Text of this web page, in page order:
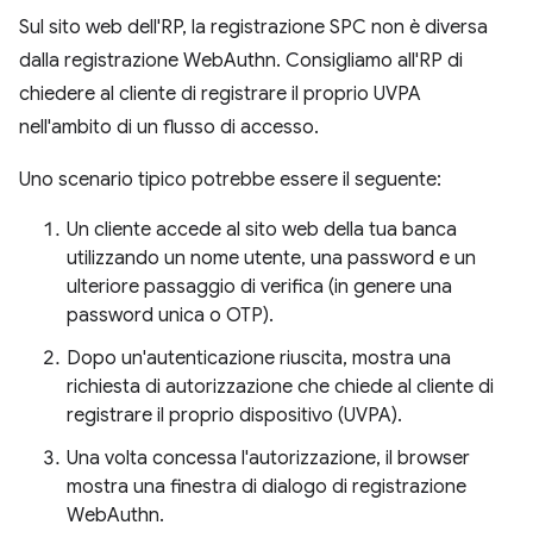
Sul sito web dell'RP, la registrazione SPC non è diversa
dalla registrazione WebAuthn. Consigliamo all'RP di
chiedere al cliente di registrare il proprio UVPA
nell'ambito di un flusso di accesso.
Uno scenario tipico potrebbe essere il seguente:
Un cliente accede al sito web della tua banca
utilizzando un nome utente, una password e un
ulteriore passaggio di verifica (in genere una
password unica o OTP).
Dopo un'autenticazione riuscita, mostra una
richiesta di autorizzazione che chiede al cliente di
registrare il proprio dispositivo (UVPA).
Una volta concessa l'autorizzazione, il browser
mostra una finestra di dialogo di registrazione
WebAuthn.